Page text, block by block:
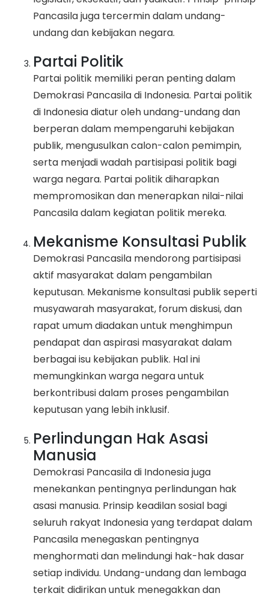
Pancasila juga tercermin dalam undang-
undang dan kebijakan negara.
Partai Politik
Partai politik memiliki peran penting dalam
Demokrasi Pancasila di Indonesia. Partai politik
di Indonesia diatur oleh undang-undang dan
berperan dalam mempengaruhi kebijakan
publik, mengusulkan calon-calon pemimpin,
serta menjadi wadah partisipasi politik bagi
warga negara. Partai politik diharapkan
mempromosikan dan menerapkan nilai-nilai
Pancasila dalam kegiatan politik mereka.
Mekanisme Konsultasi Publik
Demokrasi Pancasila mendorong partisipasi
aktif masyarakat dalam pengambilan
keputusan. Mekanisme konsultasi publik seperti
musyawarah masyarakat, forum diskusi, dan
rapat umum diadakan untuk menghimpun
pendapat dan aspirasi masyarakat dalam
berbagai isu kebijakan publik. Hal ini
memungkinkan warga negara untuk
berkontribusi dalam proses pengambilan
keputusan yang lebih inklusif.
Perlindungan Hak Asasi
Manusia
Demokrasi Pancasila di Indonesia juga
menekankan pentingnya perlindungan hak
asasi manusia. Prinsip keadilan sosial bagi
seluruh rakyat Indonesia yang terdapat dalam
Pancasila menegaskan pentingnya
menghormati dan melindungi hak-hak dasar
setiap individu. Undang-undang dan lembaga
terkait didirikan untuk menegakkan dan